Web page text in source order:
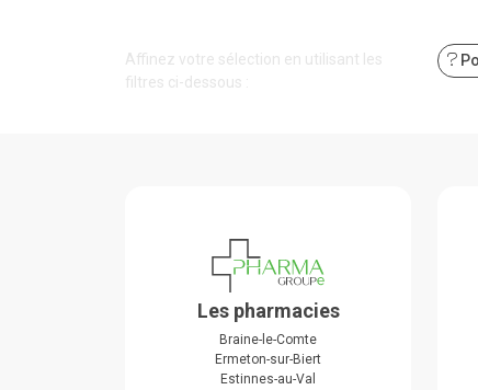
Affinez votre sélection en utilisant les
filtres ci-dessous :
Les pharmacies
Braine-le-Comte
Ermeton-sur-Biert
Estinnes-au-Val